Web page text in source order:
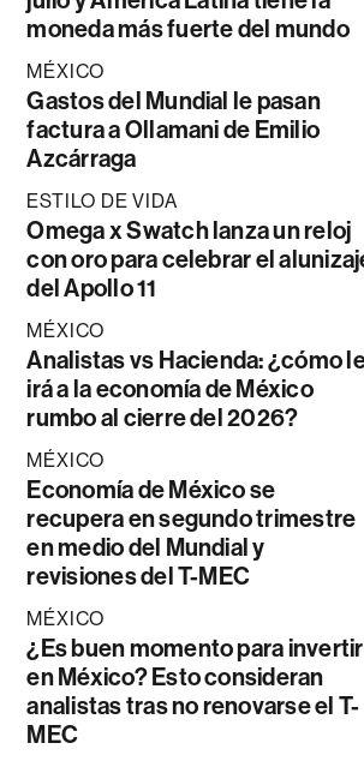
moneda más fuerte del mundo
MÉXICO
Gastos del Mundial le pasan
factura a Ollamani de Emilio
Azcárraga
ESTILO DE VIDA
Omega x Swatch lanza un reloj
con oro para celebrar el
del Apollo 11
MÉXICO
Analistas vs Hacienda: ¿cómo
irá a la economía de México
rumbo al cierre del 2026?
MÉXICO
Economía de México se
recupera en segundo trimestre
en medio del Mundial y
revisiones del T-MEC
MÉXICO
¿Es buen momento para invertir
en México? Esto consideran
analistas tras no renovarse el T-
MEC